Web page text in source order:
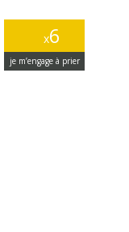
x6
je m’engage à prier